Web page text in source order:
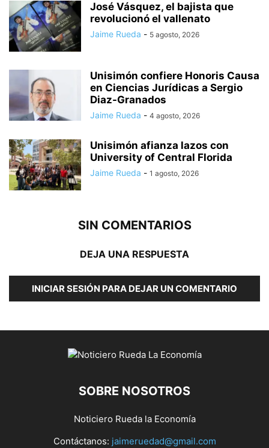
José Vásquez, el bajista que
revolucionó el vallenato
Jaime Rueda - 5 agosto, 2026
Unisimón confiere Honoris Causa
en Ciencias Jurídicas a Sergio
Diaz-Granados
Jaime Rueda - 4 agosto, 2026
Unisimón afianza lazos con
University of Central Florida
Jaime Rueda - 1 agosto, 2026
SIN COMENTARIOS
DEJA UNA RESPUESTA
INICIAR SESIÓN PARA DEJAR UN COMENTARIO
SOBRE NOSOTROS
Noticiero Rueda la Economía
Contáctanos: jaimeruedad@gmail.com